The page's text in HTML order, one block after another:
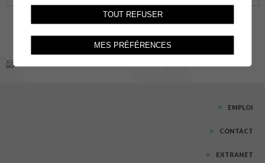
EMPLOI
CONTACT
EXTRANET
TOUT REFUSER
MES PRÉFÉRENCES